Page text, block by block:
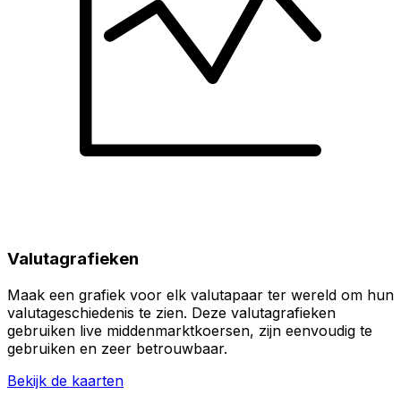
Valutagrafieken
Maak een grafiek voor elk valutapaar ter wereld om hun
valutageschiedenis te zien. Deze valutagrafieken
gebruiken live middenmarktkoersen, zijn eenvoudig te
gebruiken en zeer betrouwbaar.
Bekijk de kaarten